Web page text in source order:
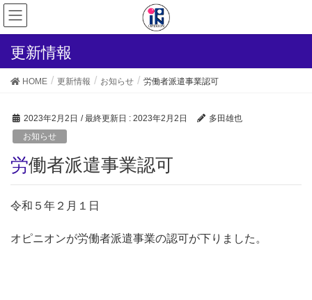
更新情報
HOME 更新情報 お知らせ 労働者派遣事業認可
2023年2月2日 / 最終更新日 : 2023年2月2日
多田雄也
お知らせ
労働者派遣事業認可
令和５年２月１日
オピニオンが労働者派遣事業の認可が下りました。